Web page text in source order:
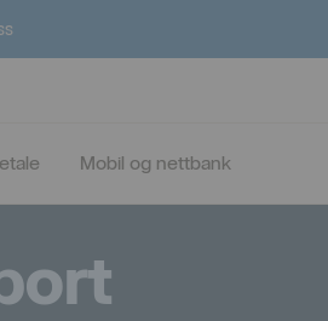
Mobil og nettbank